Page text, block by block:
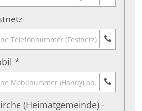
*
(Heimatgemeinde) -